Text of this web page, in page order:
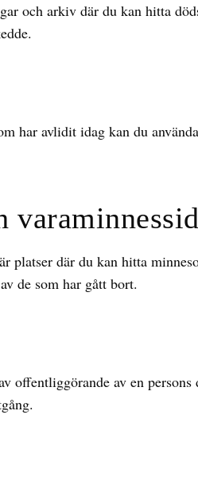
och arkiv där du kan hitta
har avlidit idag kan du
platser där du kan hitta
de som har gått bort.
offentliggörande av en